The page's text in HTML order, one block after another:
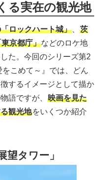
る実在の観光地
ロックハート城」
茨
東京都庁」などのロケ地
た。今回のシリーズ第2
こめて～』では、どん
するイメージとして描か
語ですが、 映画を見た
観光地をいくつか紹介
望タワー」